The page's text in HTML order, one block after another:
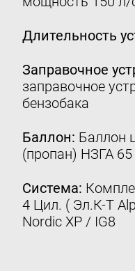
8 (800) 777-08-01
Оставить отзыв
Подпишитесь на
Email
Длительность
Заправочное
заправочное
бензобака
Баллон: Баллон
(пропан) НЗГА
Система:
4 Цил. ( Эл.К-Т
Nordic XP / IG8